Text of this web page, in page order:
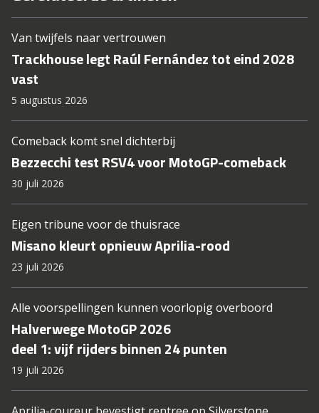
Van twijfels naar vertrouwen
Trackhouse legt Raúl Fernández tot eind 2028
vast
5 augustus 2026
Comeback komt snel dichterbij
Bezzecchi test RSV4 voor MotoGP-comeback
30 juli 2026
Eigen tribune voor de thuisrace
Misano kleurt opnieuw Aprilia-rood
23 juli 2026
Alle voorspellingen kunnen voorlopig overboord
Halverwege MotoGP 2026
deel 1: vijf rijders binnen 24 punten
19 juli 2026